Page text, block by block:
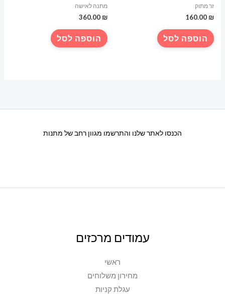
זר מתוק
160.00 ₪
הוספה לסל
מתנה לאישה
360.00 ₪
הוספה לסל
הכנסו לאתר שלנו והתרשמו מגוון רחב של מתנות
עמודים מרכזים
ראשי
מחירון משלוחים
עגלת קניות